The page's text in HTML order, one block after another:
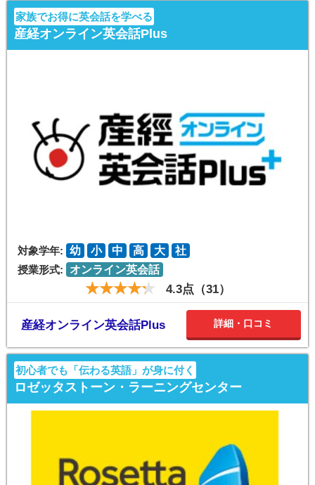
家族でお得に英会話を学べる
産経オンライン英会話Plus
対象学年: 幼 小 中 高 大
社
授業形式:
オンライン英会話
4.3点（31）
産経オンライン英会話Plus 詳細・口コミ
初心者でも「伝わる英語」が身に付く
ロゼッタストーン・ラーニングセンター